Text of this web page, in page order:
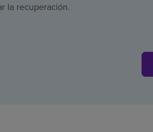
la recuperación.